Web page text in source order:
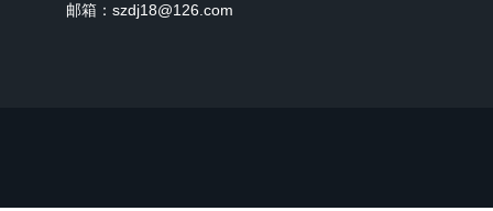
邮箱：szdj18@126.com